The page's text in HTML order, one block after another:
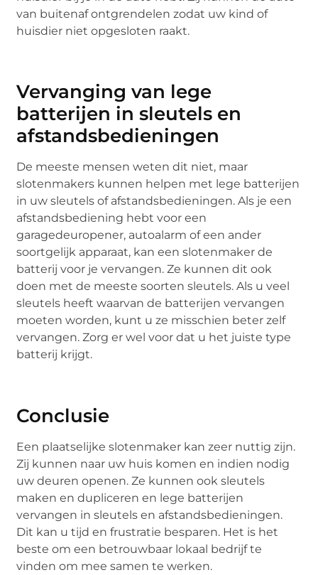
van buitenaf ontgrendelen zodat uw kind of
huisdier niet opgesloten raakt.
Vervanging van lege
batterijen in sleutels en
afstandsbedieningen
De meeste mensen weten dit niet, maar
slotenmakers kunnen helpen met lege batterijen
in uw sleutels of afstandsbedieningen. Als je een
afstandsbediening hebt voor een
garagedeuropener, autoalarm of een ander
soortgelijk apparaat, kan een slotenmaker de
batterij voor je vervangen. Ze kunnen dit ook
doen met de meeste soorten sleutels. Als u veel
sleutels heeft waarvan de batterijen vervangen
moeten worden, kunt u ze misschien beter zelf
vervangen. Zorg er wel voor dat u het juiste type
batterij krijgt.
Conclusie
Een plaatselijke slotenmaker kan zeer nuttig zijn.
Zij kunnen naar uw huis komen en indien nodig
uw deuren openen. Ze kunnen ook sleutels
maken en dupliceren en lege batterijen
vervangen in sleutels en afstandsbedieningen.
Dit kan u tijd en frustratie besparen. Het is het
beste om een betrouwbaar lokaal bedrijf te
vinden om mee samen te werken.